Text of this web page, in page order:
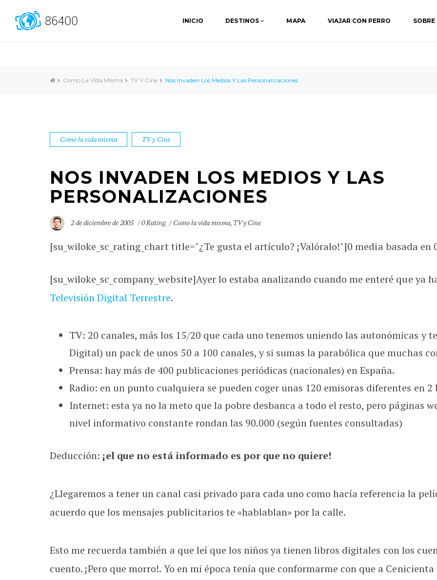
INICIO DESTINOS MAPA VIAJAR CON PERRO
Como La Vida Misma TV Y Cine Nos Invaden Los Medios Y Las Personalizaciones
Como la vida misma TV y Cine
NOS INVADEN LOS MEDIOS Y LAS
PERSONALIZACIONES
2 de diciembre de 2005 0 Rating Como la vida misma, TV y Cine
[su_wiloke_sc_rating_chart title="¿Te gusta el artículo? ¡Valóralo!"]0media basada en
[su_wiloke_sc_company_website]Ayer lo estaba analizando cuando me enteré que ya
Televisión Digital Terrestre.
TV: 20 canales, más los 15/20 que cada uno tenemos uniendo las autonómicas y
Digital) un pack de unos 50 a 100 canales, y si sumas la parabólica que muchas
Prensa: hay más de 400 publicaciones periódicas (nacionales) en España.
Radio: en un punto cualquiera se pueden coger unas 120 emisoras diferentes en 2
Internet: esta ya no la meto que la pobre desbanca a todo el resto, pero páginas
nivel informativo constante rondan las 90.000 (según fuentes consultadas)
Deducción: ¡el que no está informado es por que no quiere!
¿Llegaremos a tener un canal casi privado para cada uno como hacía referencia la
acuerdo que los mensajes publicitarios te «hablablan» por la calle.
Esto me recuerda también a que leí que los niños ya tienen libros digitales con los
cuento. ¡Pero que morro!. Yo en mi época tenía que conformarme con que a